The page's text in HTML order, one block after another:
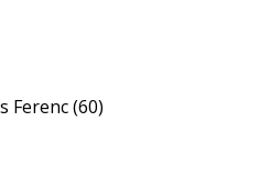
Ferenc (60)